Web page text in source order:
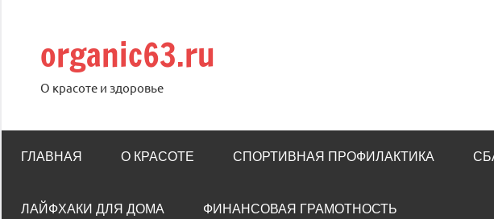
содержимому
organic63.ru
О красоте и здоровье
ГЛАВНАЯ О КРАСОТЕ СПОРТИВНАЯ ПРОФИЛАКТИКА
ЛАЙФХАКИ ДЛЯ ДОМА ФИНАНСОВАЯ ГРАМОТНОСТЬ